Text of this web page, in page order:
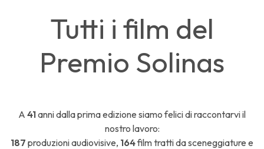
Tutti i film del
Premio Solinas
A 41anni dalla prima edizione siamo felici di raccontarvi il
nostro lavoro:
187 produzioni audiovisive, 164film tratti da sceneggiature e